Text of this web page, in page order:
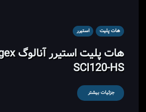
هات پلیت استیرر
SCI120-HS
جزئیات بیشتر